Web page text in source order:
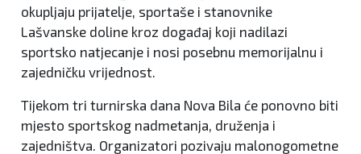
okupljaju prijatelje, sportaše i stanovnike
Lašvanske doline kroz događaj koji nadilazi
sportsko natjecanje i nosi posebnu memorijalnu i
zajedničku vrijednost.
Tijekom tri turnirska dana Nova Bila će ponovno biti
mjesto sportskog nadmetanja, druženja i
zajedništva. Organizatori pozivaju malonogometne